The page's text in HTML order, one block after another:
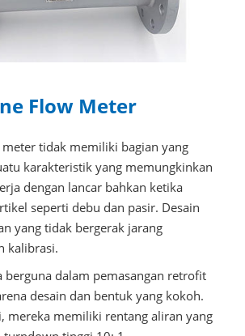
Flow Meter
tidak memiliki bagian yang
karakteristik yang memungkinkan
dengan lancar bahkan ketika
seperti debu dan pasir. Desain
yang tidak bergerak jarang
kalibrasi.
berguna dalam pemasangan retrofit
desain dan bentuk yang kokoh.
mereka memiliki rentang aliran yang